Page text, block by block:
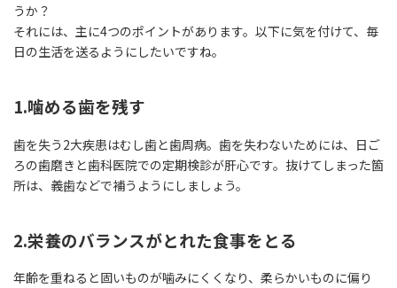
うか？
それには、主に4つのポイントがあります。以下に気を付けて、毎
日の生活を送るようにしたいですね。
1.噛める歯を残す
歯を失う2大疾患はむし歯と歯周病。歯を失わないためには、日ご
ろの歯磨きと歯科医院での定期検診が肝心です。抜けてしまった箇
所は、義歯などで補うようにしましょう。
2.栄養のバランスがとれた食事をとる
年齢を重ねると固いものが噛みにくくなり、柔らかいものに偏り